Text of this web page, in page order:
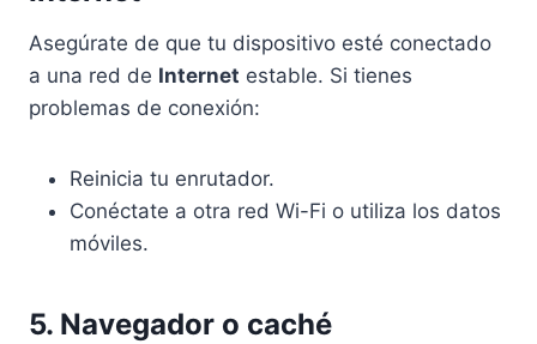
Asegúrate de que tu dispositivo esté conectado
a una red de Internet estable. Si tienes
problemas de conexión:
Reinicia tu enrutador.
Conéctate a otra red Wi-Fi o utiliza los datos
móviles.
5. Navegador o caché